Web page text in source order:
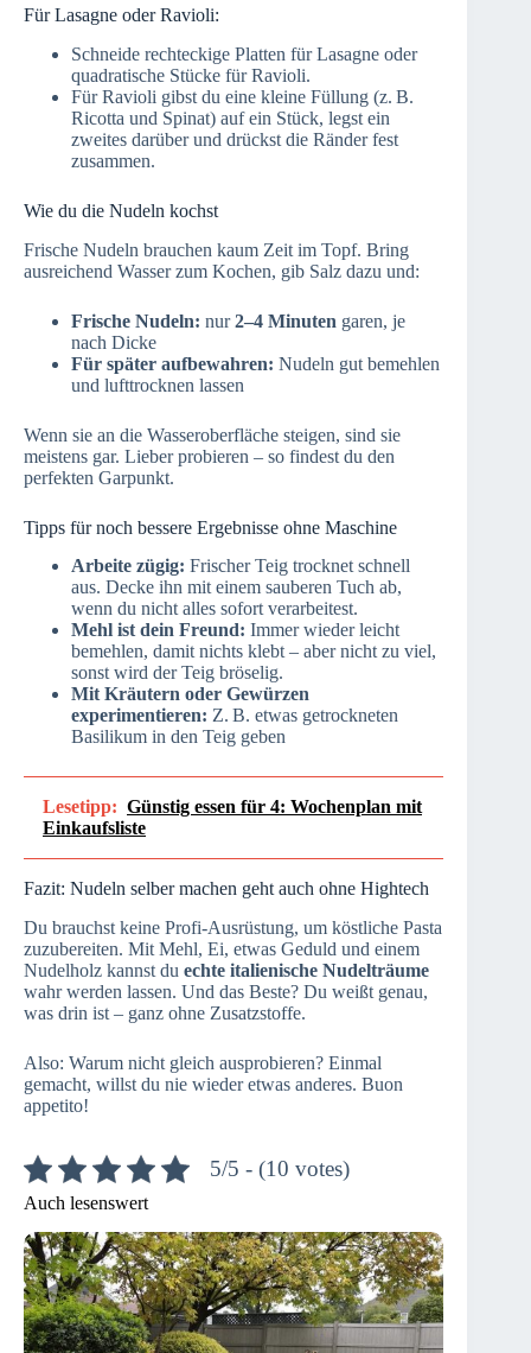
Für Lasagne oder Ravioli:
Schneide rechteckige Platten für Lasagne oder
quadratische Stücke für Ravioli.
Für Ravioli gibst du eine kleine Füllung (z. B.
Ricotta und Spinat) auf ein Stück, legst ein
zweites darüber und drückst die Ränder fest
zusammen.
Wie du die Nudeln kochst
Frische Nudeln brauchen kaum Zeit im Topf. Bring
ausreichend Wasser zum Kochen, gib Salz dazu und:
Frische Nudeln: nur2–4 Minuten garen, je
nach Dicke
Für später aufbewahren: Nudeln gut bemehlen
und lufttrocknen lassen
Wenn sie an die Wasseroberfläche steigen, sind sie
meistens gar. Lieber probieren – so findest du den
perfekten Garpunkt.
Tipps für noch bessere Ergebnisse ohne Maschine
Arbeite zügig: Frischer Teig trocknet schnell
aus. Decke ihn mit einem sauberen Tuch ab,
wenn du nicht alles sofort verarbeitest.
Mehl ist dein Freund: Immer wieder leicht
bemehlen, damit nichts klebt – aber nicht zu viel,
sonst wird der Teig bröselig.
Mit Kräutern oder Gewürzen
experimentieren: Z. B. etwas getrockneten
Basilikum in den Teig geben
Lesetipp: Günstig essen für 4: Wochenplan mit
Einkaufsliste
Fazit: Nudeln selber machen geht auch ohne Hightech
Du brauchst keine Profi-Ausrüstung, um köstliche Pasta
zuzubereiten. Mit Mehl, Ei, etwas Geduld und einem
Nudelholz kannst du echte italienische Nudelträume
wahr werden lassen. Und das Beste? Du weißt genau,
was drin ist – ganz ohne Zusatzstoffe.
Also: Warum nicht gleich ausprobieren? Einmal
gemacht, willst du nie wieder etwas anderes. Buon
appetito!
5/5 - (10 votes)
Auch lesenswert